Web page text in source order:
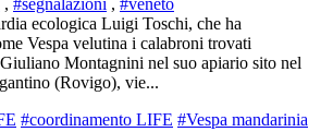
, #segnalazioni , #veneto
ecologica Luigi Toschi, che ha
Vespa velutina i calabroni trovati
Montagnini nel suo apiario sito nel
(Rovigo), vie...
#coordinamento LIFE #Vespa mandarinia